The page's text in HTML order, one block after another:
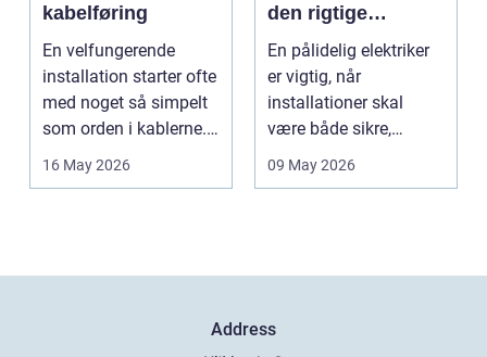
kabelføring
En velfungerende
installation starter ofte
med noget så simpelt
som orden i kablerne.
Når strøm-, da...
16 May 2026
den rigtige
fagmand
En pålidelig elektriker
er vigtig, når
installationer skal
være både sikre,
lovlige og holdbare. I
09 May 2026
Address